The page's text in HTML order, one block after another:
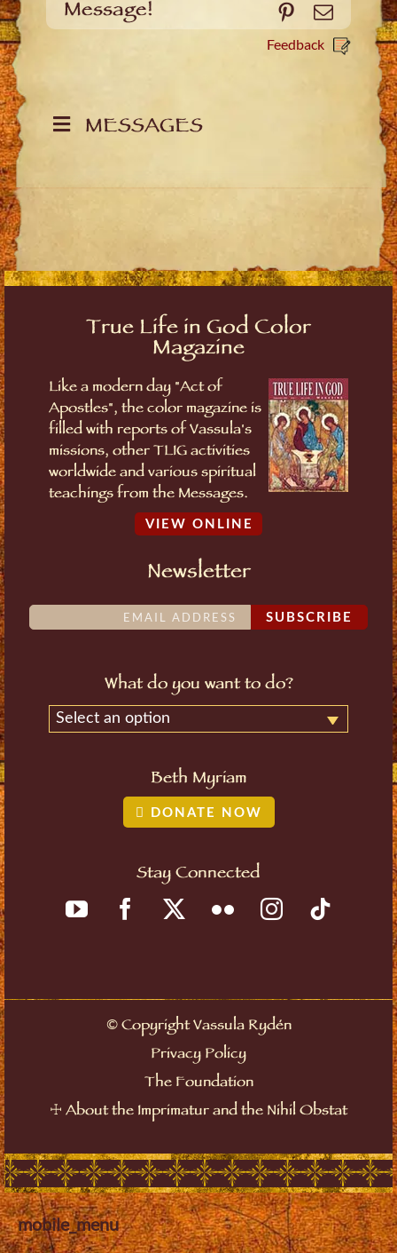
Message! Pinterest
Email
Feedback
MESSAGES
True Life in God Color
Magazine
Like a modern day "Act of
Apostles", the color magazine is
filled with reports of Vassula's
missions, other TLIG activities
worldwide and various spiritual
teachings from the Messages.
VIEW ONLINE
Newsletter
SUBSCRIBE
What do you want to do?
Select an option
Beth Myriam
DONATE NOW
Stay Connected
©Copyright Vassula Rydén
Privacy Policy
The Foundation
☩ About the Imprimatur and the Nihil Obstat
mobile_menu